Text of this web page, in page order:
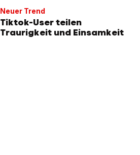
Neuer Trend
Tiktok-User teilen
Traurigkeit und Einsamkeit